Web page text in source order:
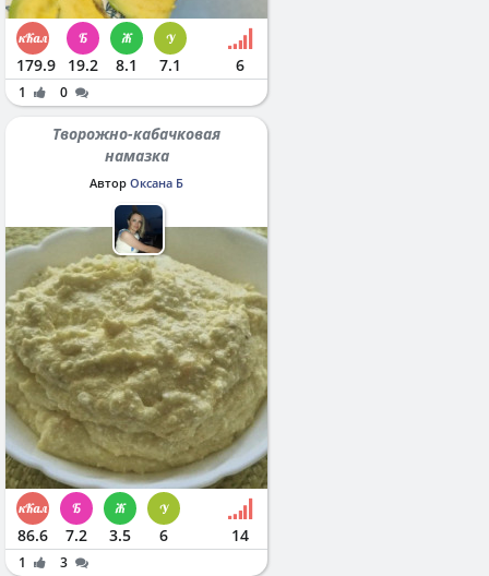
179.9 19.2 8.1 7.1 6
1 0
Творожно-кабачковая
намазка
Автор Оксана Б
86.6 7.2 3.5 6 14
1
3